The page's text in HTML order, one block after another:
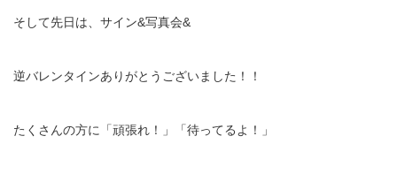
そして先日は、サイン&写真会&
逆バレンタインありがとうございました！！
たくさんの方に「頑張れ！」「待ってるよ！」